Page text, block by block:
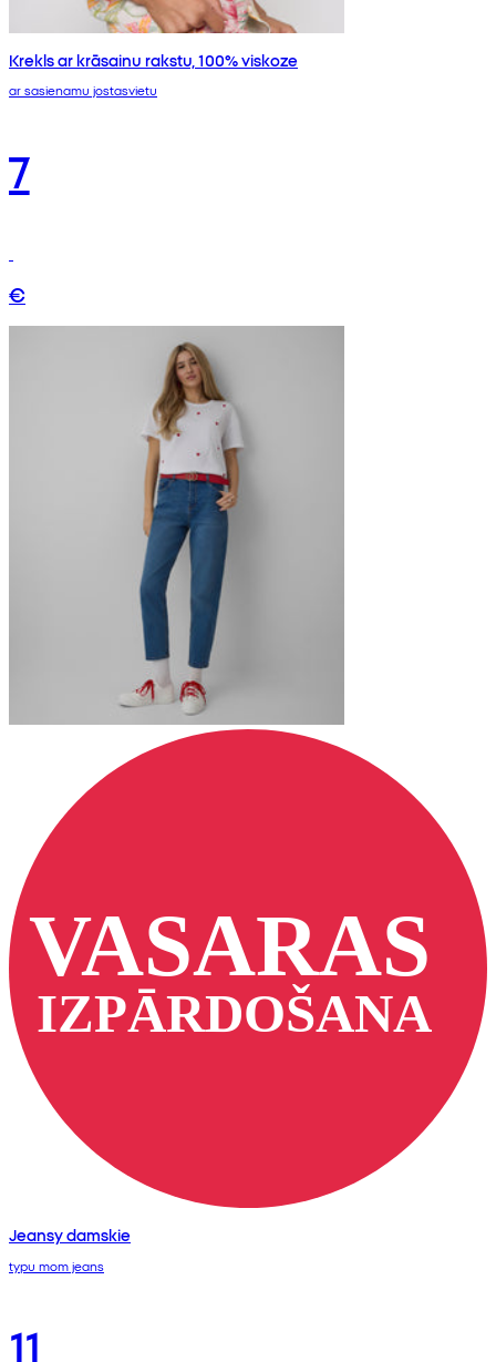
Krekls ar krāsainu rakstu, 100% viskoze
ar sasienamu jostasvietu
7
€
Jeansy damskie
typu mom jeans
11